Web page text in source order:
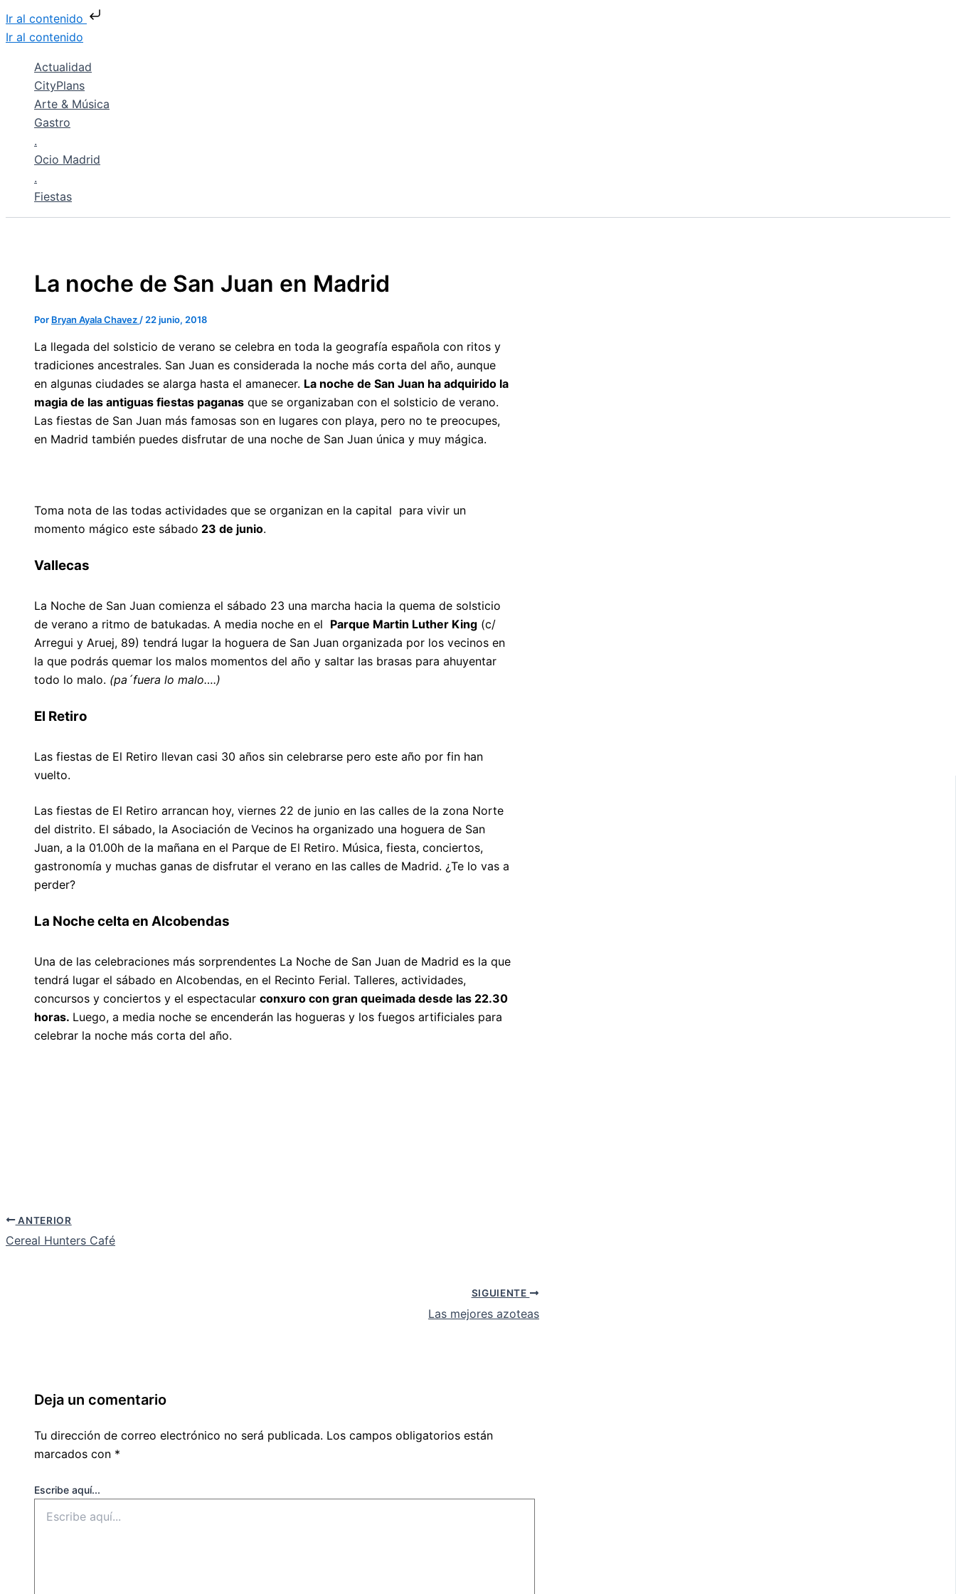
Ir al contenido
Ir al contenido
Actualidad
CityPlans
Arte & Música
Gastro
.
Ocio Madrid
.
Fiestas
La noche de San Juan en Madrid
Por Bryan Ayala Chavez / 22 junio, 2018
La llegada del solsticio de verano se celebra en toda la geografía española con ritos y
tradiciones ancestrales. San Juan es considerada la noche más corta del año, aunque
en algunas ciudades se alarga hasta el amanecer. La noche de San Juan ha adquirido la
magia de las antiguas fiestas paganas que se organizaban con el solsticio de verano.
Las fiestas de San Juan más famosas son en lugares con playa, pero no te preocupes,
en Madrid también puedes disfrutar de una noche de San Juan única y muy mágica.
Toma nota de las todas actividades que se organizan en la capital para vivir un
momento mágico este sábado 23 de junio.
Vallecas
La Noche de San Juan comienza el sábado 23 una marcha hacia la quema de solsticio
de verano a ritmo de batukadas. A media noche en el Parque Martin Luther King (c/
Arregui y Aruej, 89) tendrá lugar la hoguera de San Juan organizada por los vecinos en
la que podrás quemar los malos momentos del año y saltar las brasas para ahuyentar
todo lo malo. (pa´fuera lo malo….)
El Retiro
Las fiestas de El Retiro llevan casi 30 años sin celebrarse pero este año por fin han
vuelto.
Las fiestas de El Retiro arrancan hoy, viernes 22 de junio en las calles de la zona Norte
del distrito. El sábado, la Asociación de Vecinos ha organizado una hoguera de San
Juan, a la 01.00h de la mañana en el Parque de El Retiro. Música, fiesta, conciertos,
gastronomía y muchas ganas de disfrutar el verano en las calles de Madrid. ¿Te lo vas a
perder?
La Noche celta en Alcobendas
Una de las celebraciones más sorprendentes La Noche de San Juan de Madrid es la que
tendrá lugar el sábado en Alcobendas, en el Recinto Ferial. Talleres, actividades,
concursos y conciertos y el espectacular conxuro con gran queimada desde las 22.30
horas. Luego, a media noche se encenderán las hogueras y los fuegos artificiales para
celebrar la noche más corta del año.
ANTERIOR
Cereal Hunters Café
SIGUIENTE
Las mejores azoteas
Deja un comentario
Tu dirección de correo electrónico no será publicada. Los campos obligatorios están
marcados con *
Escribe aquí...